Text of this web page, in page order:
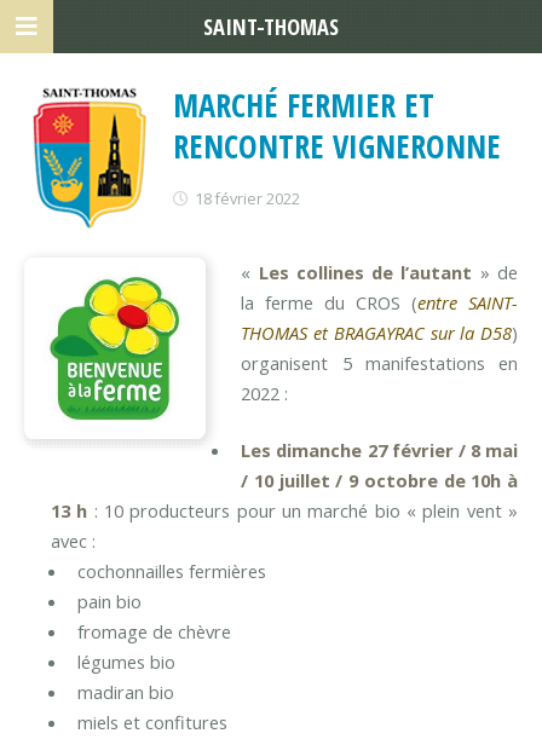
MARCHÉ FERMIER ET
RENCONTRE VIGNERONNE
18 février 2022
« Les collines de l’autant » de
la ferme du CROS (entre SAINT-
THOMAS et BRAGAYRAC sur la D58)
organisent 5 manifestations en
2022 :
Les dimanche 27 février / 8 mai
/ 10 juillet / 9 octobre de 10h à
13 h : 10 producteurs pour un marché bio « plein vent »
avec :
cochonnailles fermières
pain bio
fromage de chèvre
légumes bio
madiran bio
miels et confitures
SAINT-THOMAS